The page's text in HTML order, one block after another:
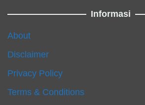
Informasi
About
Disclaimer
Privacy Policy
Terms & Conditions